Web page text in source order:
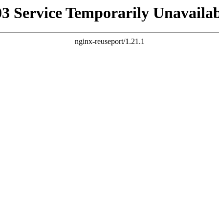
Service Temporarily
nginx-reuseport/1.21.1